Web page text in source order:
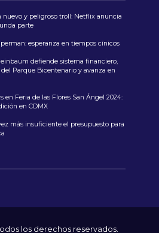
nuevo y peligroso troll: Netflix anuncia
parte
esperanza en tiempos cínicos
defiende sistema financiero,
Parque Bicentenario y avanza en
en Feria de las Flores San Ángel 2024:
en CDMX
más insuficiente el presupuesto para
los derechos reservados.